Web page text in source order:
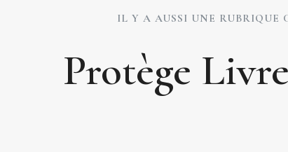
IL Y A AUSSI UNE RUBRIQUE
Protège